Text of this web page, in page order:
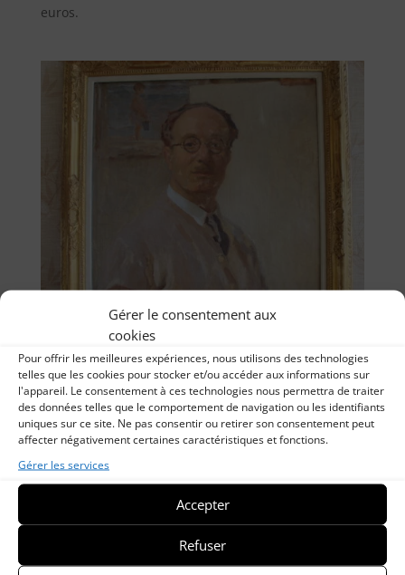
Gérer le consentement aux
cookies
Pour offrir les meilleures expériences, nous utilisons des technologies
telles que les cookies pour stocker et/ou accéder aux informations sur
l'appareil. Le consentement à ces technologies nous permettra de traiter
des données telles que le comportement de navigation ou les identifiants
uniques sur ce site. Ne pas consentir ou retirer son consentement peut
affecter négativement certaines caractéristiques et fonctions.
Gérer les services
Accepter
Refuser
euros.
Ouverture de l’ESPACE CHARLES-ATAMIAN à L@
BIBLIOTHEQUE. De Saint-Gilles Croix de Vie
wordpress@espace-technologie.com
2023|Non classé
« D’Istanbul à Saint-Gilles…. » A l’occasion des
Atamian de la ville de Saint-Gilles y seront exposées.